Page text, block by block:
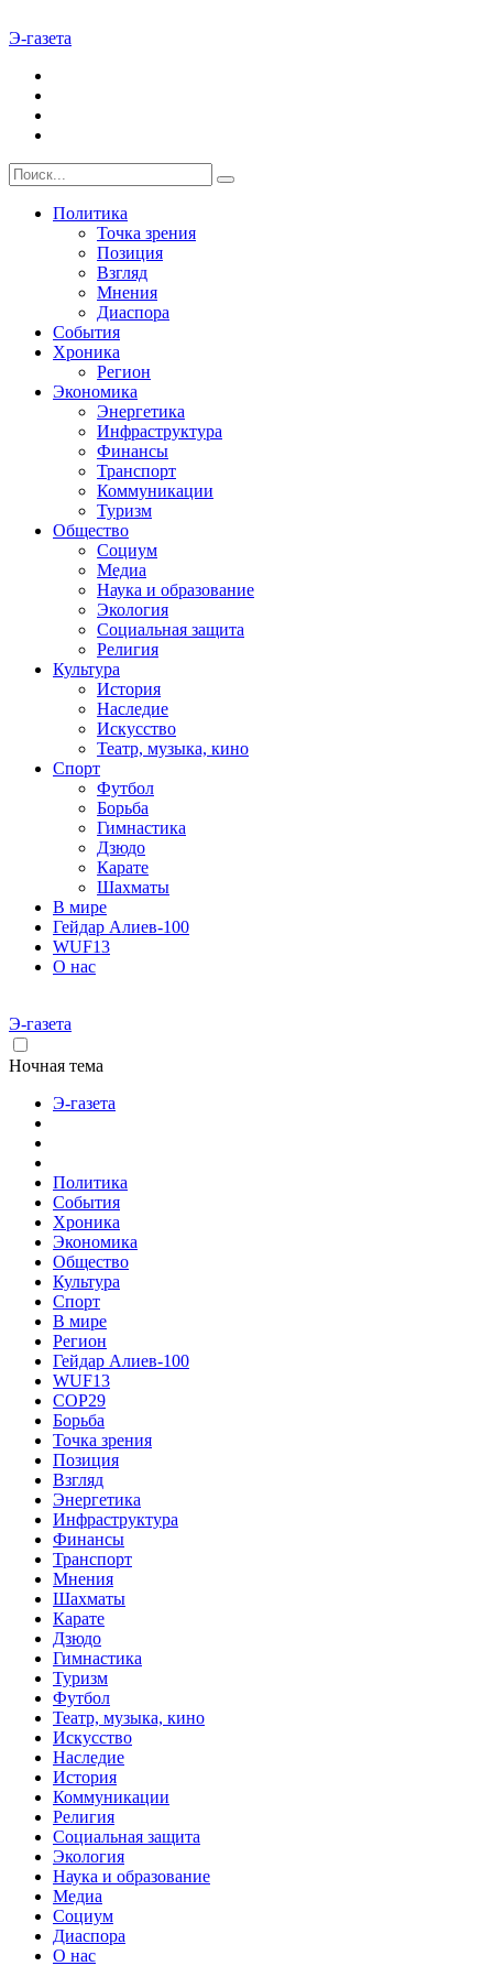
Э-газета
Политика
Точка зрения
Позиция
Взгляд
Мнения
Диаспора
События
Хроника
Регион
Экономика
Энергетика
Инфраструктура
Финансы
Транспорт
Коммуникации
Туризм
Общество
Социум
Медиа
Наука и образование
Экология
Социальная защита
Религия
Культура
История
Наследие
Искусство
Театр, музыка, кино
Спорт
Футбол
Борьба
Гимнастика
Дзюдо
Карате
Шахматы
В мире
Гейдар Алиев-100
WUF13
О нас
Э-газета
Ночная тема
Э-газета
Политика
События
Хроника
Экономика
Общество
Культура
Спорт
В мире
Регион
Гейдар Алиев-100
WUF13
COP29
Борьба
Точка зрения
Позиция
Взгляд
Энергетика
Инфраструктура
Финансы
Транспорт
Мнения
Шахматы
Карате
Дзюдо
Гимнастика
Туризм
Футбол
Театр, музыка, кино
Искусство
Наследие
История
Коммуникации
Религия
Социальная защита
Экология
Наука и образование
Медиа
Социум
Диаспора
О нас